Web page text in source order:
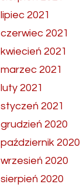
lipiec 2021
czerwiec 2021
kwiecień 2021
marzec 2021
luty 2021
styczeń 2021
grudzień 2020
październik 2020
wrzesień 2020
sierpień 2020